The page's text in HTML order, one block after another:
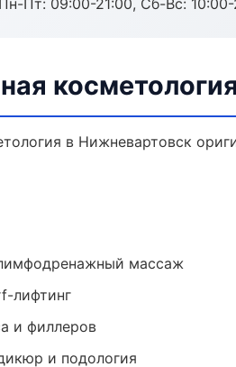
Пн-Пт: 09:00-21:00, Сб-Вс:
в Нижневартовск
массаж
лифтинг
и филлеров
и подология